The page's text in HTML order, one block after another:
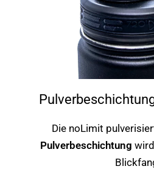
Die noLimit
Pulverbeschichtung